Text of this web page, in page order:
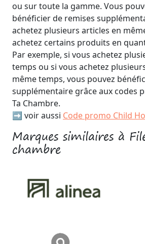
ou sur toute la gamme. Vous
bénéficier de remises
achetez plusieurs articles en
achetez certains produits en
Par exemple, si vous achetez
temps ou si vous achetez
même temps, vous pouvez
supplémentaire grâce aux codes
Ta Chambre.
➡️ voir aussi Code promo Child
Marques similaires à
chambre